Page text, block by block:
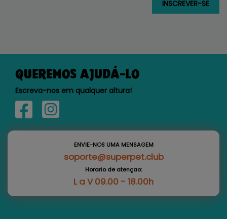
QUEREMOS AJUDÁ-LO
Escreva-nos em qualquer altura!
ENVIE-NOS UMA MENSAGEM
soporte@superpet.club
Horario de atençao:
L a V 09.00 - 18.00h